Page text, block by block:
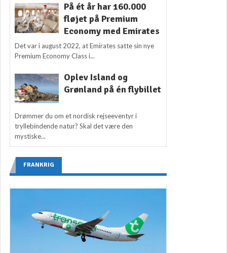
På ét år har 160.000
fløjet på Premium
Economy med Emirates
Det var i august 2022, at Emirates satte sin nye
Premium Economy Class i...
Oplev Island og
Grønland på én flybillet
Drømmer du om et nordisk rejseeventyr i
tryllebindende natur? Skal det være den
mystiske...
FRANKRIG